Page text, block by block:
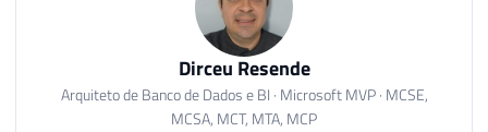
Dirceu Resende
Arquiteto de Banco de Dados e BI · Microsoft MVP · MCSE,
MCSA, MCT, MTA, MCP